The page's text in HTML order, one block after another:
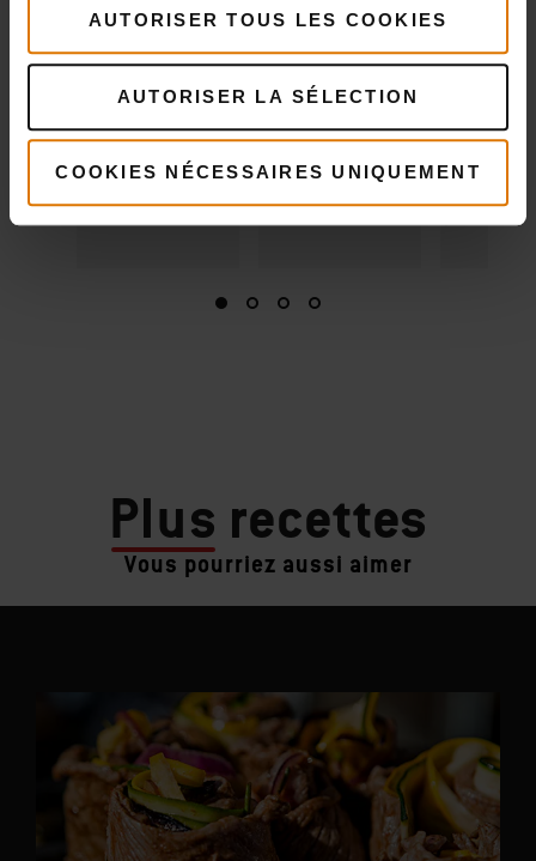
AUTORISER TOUS LES COOKIES
AUTORISER LA SÉLECTION
COOKIES NÉCESSAIRES UNIQUEMENT
Plus recettes
Vous pourriez aussi aimer